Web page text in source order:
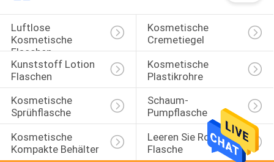
Luftlose
Kosmetische
Flaschen
Kosmetische
Cremetiegel
Kunststoff Lotion
Flaschen
Kosmetische
Plastikrohre
Kosmetische
Sprühflasche
Schaum-
Pumpflasche
Kosmetische
Kompakte Behälter
Leeren Sie Rolle Auf
Flasche